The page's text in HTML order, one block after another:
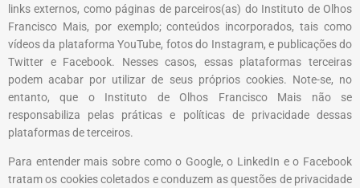
links externos, como páginas de parceiros(as) do Instituto de Olhos
Francisco Mais, por exemplo; conteúdos incorporados, tais como
vídeos da plataforma YouTube, fotos do Instagram, e publicações do
Twitter e Facebook. Nesses casos, essas plataformas terceiras
podem acabar por utilizar de seus próprios cookies. Note-se, no
entanto, que o Instituto de Olhos Francisco Mais não se
responsabiliza pelas práticas e políticas de privacidade dessas
plataformas de terceiros.
Para entender mais sobre como o Google, o LinkedIn e o Facebook
tratam os cookies coletados e conduzem as questões de privacidade